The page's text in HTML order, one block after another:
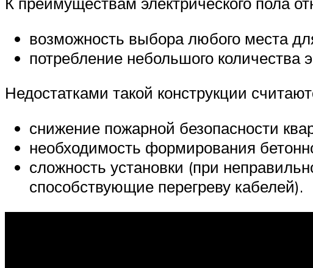
возможность выбора любого места
потребление небольшого количества
Недостатками такой конструкции
снижение пожарной безопасности
необходимость формирования
сложность установки (при
способствующие перегреву кабелей).